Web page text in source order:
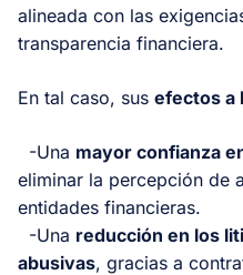
alineada con las
transparencia financiera.
En tal caso, sus efectos a
-Una mayor confianza
eliminar la percepción de
entidades financieras.
-Una reducción en los
abusivas, gracias a